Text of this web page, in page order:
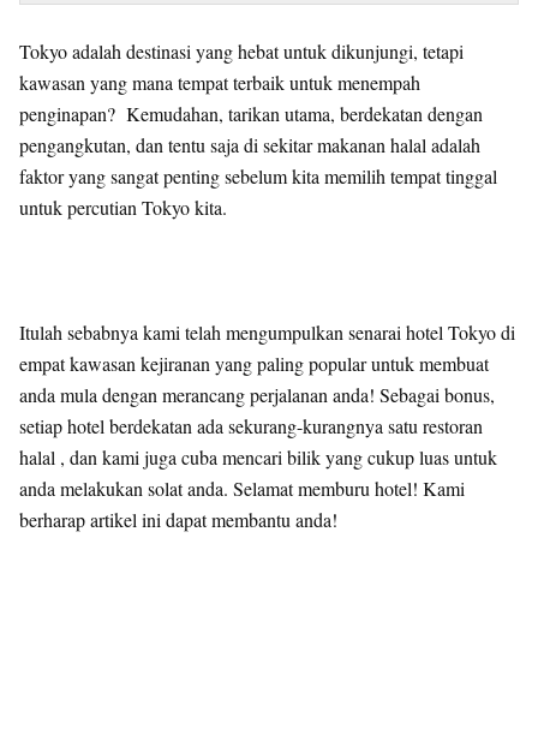
Tokyo adalah destinasi yang hebat untuk dikunjungi, tetapi
kawasan yang mana tempat terbaik untuk menempah
penginapan? Kemudahan, tarikan utama, berdekatan dengan
pengangkutan, dan tentu saja di sekitar makanan halal adalah
faktor yang sangat penting sebelum kita memilih tempat tinggal
untuk percutian Tokyo kita.
Itulah sebabnya kami telah mengumpulkan senarai hotel Tokyo di
empat kawasan kejiranan yang paling popular untuk membuat
anda mula dengan merancang perjalanan anda! Sebagai bonus,
setiap hotel berdekatan ada sekurang-kurangnya satu restoran
halal , dan kami juga cuba mencari bilik yang cukup luas untuk
anda melakukan solat anda. Selamat memburu hotel! Kami
berharap artikel ini dapat membantu anda!